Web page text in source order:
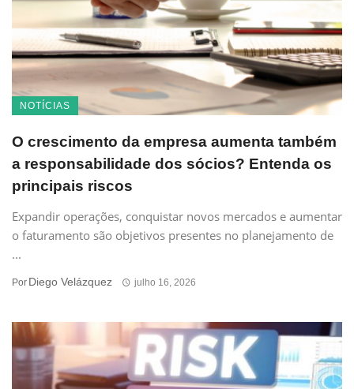
NOTÍCIAS
O crescimento da empresa aumenta também
a responsabilidade dos sócios? Entenda os
principais riscos
Expandir operações, conquistar novos mercados e aumentar
o faturamento são objetivos presentes no planejamento de
...
Por Diego Velázquez julho 16, 2026